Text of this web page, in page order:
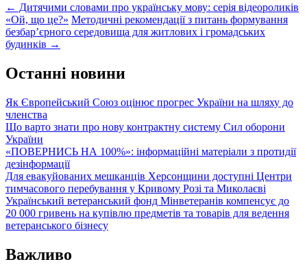
Post
navigation
← Дитячими словами про українську мову: серія відеороликів
«Ой, що це?» Методичні рекомендації з питань формування
безбар’єрного середовища для житлових і громадських
будинків →
Останні новини
Як Європейський Союз оцінює прогрес України на шляху до
членства
Що варто знати про нову контрактну систему Сил оборони
України
«ПОВЕРНИСЬ НА 100%»: інформаційні матеріали з протидії
дезінформації
Для евакуйованих мешканців Херсонщини доступні Центри
тимчасового перебування у Кривому Розі та Миколаєві
Український ветеранський фонд Мінветеранів компенсує до
20 000 гривень на купівлю предметів та товарів для ведення
ветеранського бізнесу
Важливо